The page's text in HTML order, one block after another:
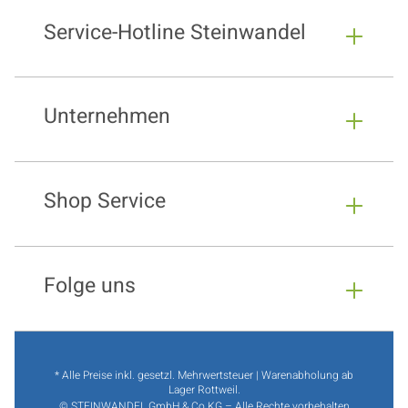
Service-Hotline Steinwandel
Unternehmen
Shop Service
Folge uns
* Alle Preise inkl. gesetzl. Mehrwertsteuer | Warenabholung ab
Lager Rottweil.